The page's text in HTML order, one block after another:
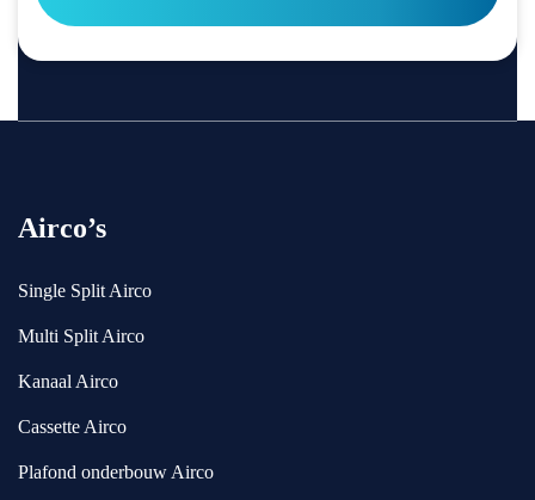
Airco’s
Single Split Airco
Multi Split Airco
Kanaal Airco
Cassette Airco
Plafond onderbouw Airco